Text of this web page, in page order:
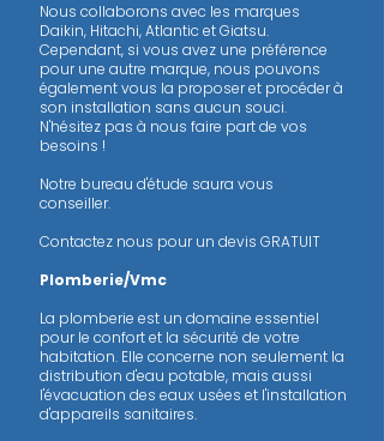
Nous collaborons avec les marques
Daikin, Hitachi, Atlantic et Giatsu.
Cependant, si vous avez une préférence
pour une autre marque, nous pouvons
également vous la proposer et procéder à
son installation sans aucun souci.
N'hésitez pas à nous faire part de vos
besoins !
Notre bureau d'étude saura vous
conseiller.
Contactez nous pour un devis GRATUIT
​Plomberie/Vmc
La plomberie est un domaine essentiel
pour le confort et la sécurité de votre
habitation. Elle concerne non seulement la
distribution d'eau potable, mais aussi
l'évacuation des eaux usées et l'installation
d'appareils sanitaires.